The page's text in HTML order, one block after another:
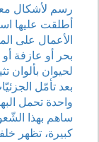
رسم لأشكال
أطلقت عليها
الأعمال على
بحر أو عازفة أو
لحيوان بألوان
بعد تأمّل
واحدة تحمل
ساهم بهذا
كبيرة، تظهر